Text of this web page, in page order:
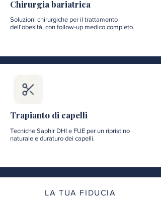
Chirurgia bariatrica
Soluzioni chirurgiche per il trattamento
dell'obesità, con follow-up medico completo.
Trapianto di capelli
Tecniche Saphir DHI e FUE per un ripristino
naturale e duraturo dei capelli.
LA TUA FIDUCIA